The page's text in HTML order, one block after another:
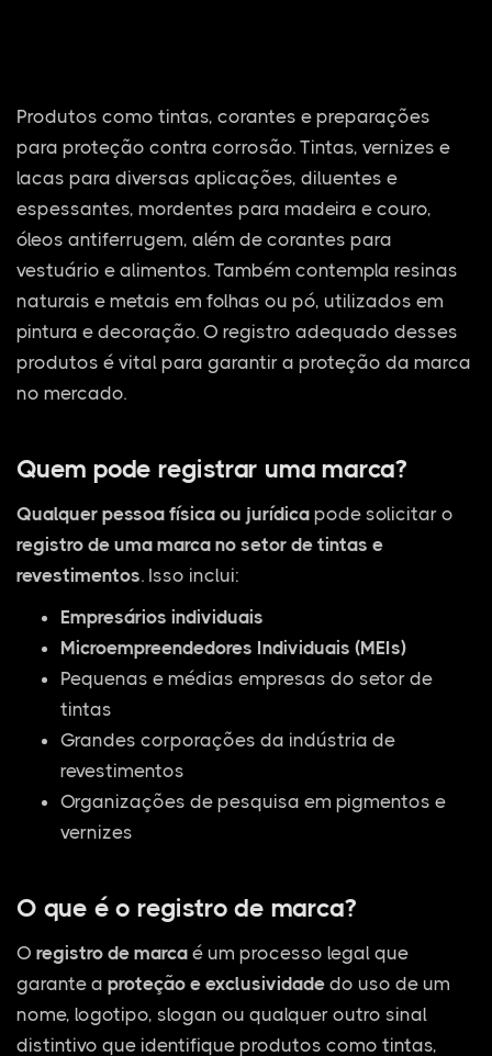
Produtos como tintas, corantes e preparações
para proteção contra corrosão. Tintas, vernizes e
lacas para diversas aplicações, diluentes e
espessantes, mordentes para madeira e couro,
óleos antiferrugem, além de corantes para
vestuário e alimentos. Também contempla resinas
naturais e metais em folhas ou pó, utilizados em
pintura e decoração. O registro adequado desses
produtos é vital para garantir a proteção da marca
no mercado.
Quem pode registrar uma marca?
Qualquer pessoa física ou jurídica pode solicitar o
registro de uma marca no setor de tintas e
revestimentos. Isso inclui:
Empresários individuais
Microempreendedores Individuais (MEIs)
Pequenas e médias empresas do setor de
tintas
Grandes corporações da indústria de
revestimentos
Organizações de pesquisa em pigmentos e
vernizes
O que é o registro de marca?
O registro de marca é um processo legal que
garante a proteção e exclusividade do uso de um
nome, logotipo, slogan ou qualquer outro sinal
distintivo que identifique produtos como tintas,